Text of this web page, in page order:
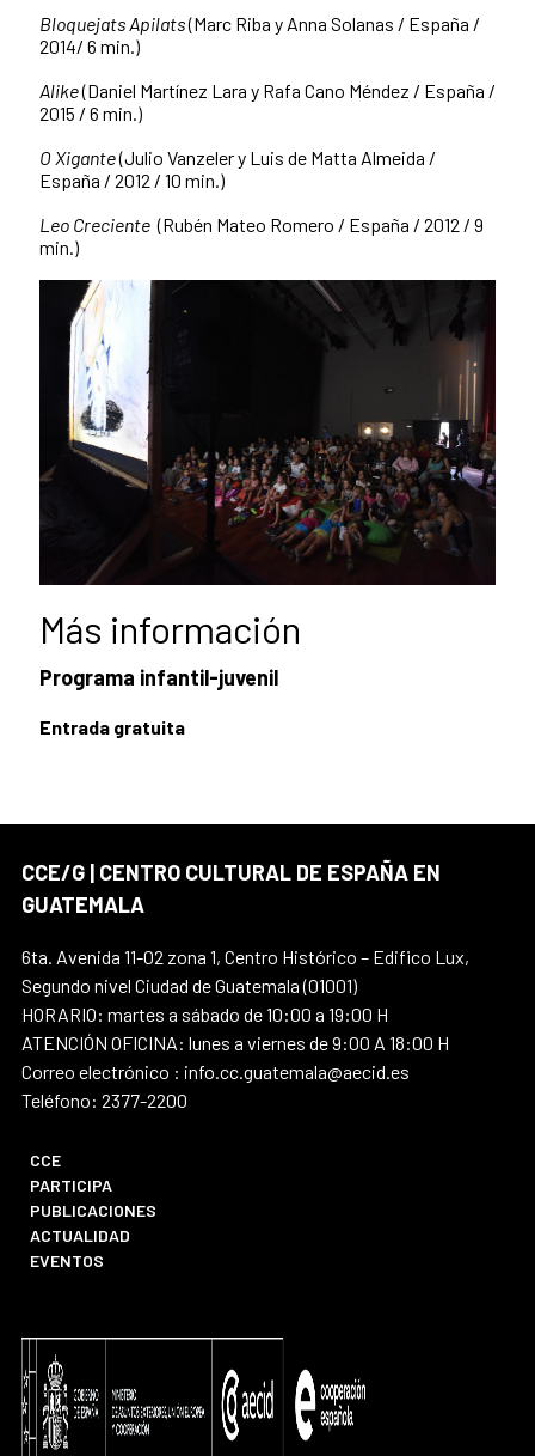
Bloquejats Apilats(Marc Riba y Anna Solanas / España /
2014/ 6 min.)
Alike(Daniel Martínez Lara y Rafa Cano Méndez / España /
2015 / 6 min.)
O Xigante(Julio Vanzeler y Luis de Matta Almeida /
España / 2012 / 10 min.)
Leo Creciente(Rubén Mateo Romero / España / 2012 / 9
min.)
Más información
Programa infantil-juvenil
Entrada gratuita
CCE/G | CENTRO CULTURAL DE ESPAÑA EN
GUATEMALA
6ta. Avenida 11-02 zona 1, Centro Histórico – Edifico Lux,
Segundo nivel Ciudad de Guatemala (01001)
HORARIO: martes a sábado de 10:00 a 19:00 H
ATENCIÓN OFICINA: lunes a viernes de 9:00 A 18:00 H
Correo electrónico : info.cc.guatemala@aecid.es
Teléfono: 2377-2200
CCE
PARTICIPA
PUBLICACIONES
ACTUALIDAD
EVENTOS